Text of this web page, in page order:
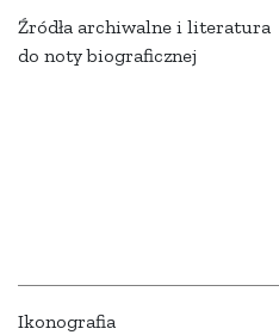
Źródła archiwalne i literatura
do noty biograficznej
Ikonografia